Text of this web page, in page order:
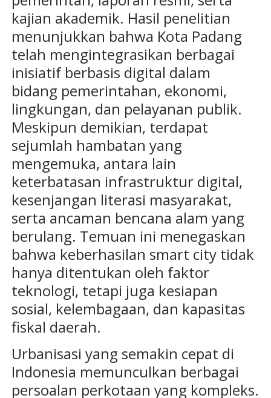
kajian akademik. Hasil penelitian
menunjukkan bahwa Kota Padang
telah mengintegrasikan berbagai
inisiatif berbasis digital dalam
bidang pemerintahan, ekonomi,
lingkungan, dan pelayanan publik.
Meskipun demikian, terdapat
sejumlah hambatan yang
mengemuka, antara lain
keterbatasan infrastruktur digital,
kesenjangan literasi masyarakat,
serta ancaman bencana alam yang
berulang. Temuan ini menegaskan
bahwa keberhasilan smart city tidak
hanya ditentukan oleh faktor
teknologi, tetapi juga kesiapan
sosial, kelembagaan, dan kapasitas
fiskal daerah.
Urbanisasi yang semakin cepat di
Indonesia memunculkan berbagai
persoalan perkotaan yang kompleks.